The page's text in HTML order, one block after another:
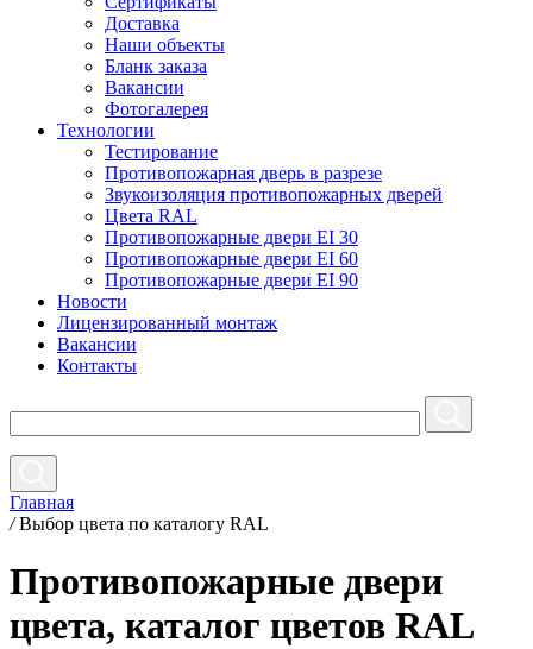
Доставка
Наши объекты
Бланк заказа
Вакансии
Фотогалерея
Технологии
Тестирование
Противопожарная дверь в разрезе
Звукоизоляция противопожарных дверей
Цвета RAL
Противопожарные двери EI 30
Противопожарные двери EI 60
Противопожарные двери EI 90
Новости
Лицензированный монтаж
Вакансии
Контакты
Главная
/ Выбор цвета по каталогу RAL
Противопожарные двери
цвета, каталог цветов RAL